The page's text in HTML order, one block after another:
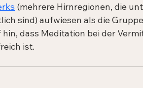
(mehrere Hirnregionen, die
sind) aufwiesen als die
dass Meditation bei der
ist.